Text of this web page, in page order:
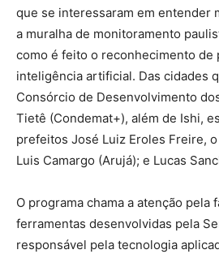
que se interessaram em entender
a muralha de monitoramento
como é feito o reconhecimento de
inteligência artificial. Das cidades
Consórcio de Desenvolvimento
Tietê (Condemat+), além de Ishi,
prefeitos José Luiz Eroles Freire,
Luis Camargo (Arujá); e Lucas
O programa chama a atenção pela
ferramentas desenvolvidas pela
responsável pela tecnologia